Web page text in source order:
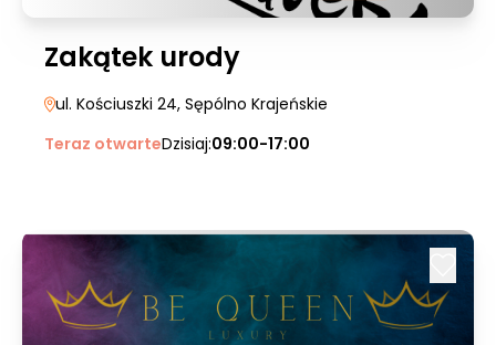
Zakątek urody
ul. Kościuszki 24, Sępólno Krajeńskie
Teraz otwarteDzisiaj:09:00-17:00